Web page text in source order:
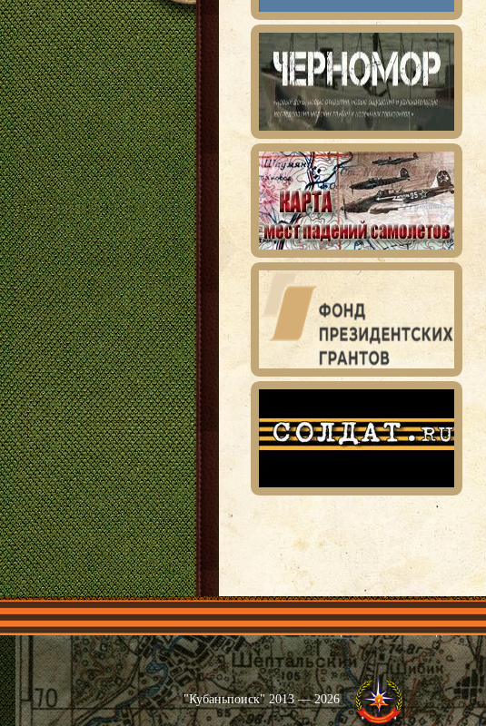
Главная Имена Общественные объединения
"Кубаньпоиск" 2013 — 2026